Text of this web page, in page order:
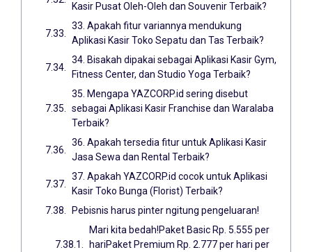
Kasir Pusat Oleh-Oleh dan Souvenir Terbaik?
33. Apakah fitur variannya mendukung
Aplikasi Kasir Toko Sepatu dan Tas Terbaik?
34. Bisakah dipakai sebagai Aplikasi Kasir Gym,
Fitness Center, dan Studio Yoga Terbaik?
35. Mengapa YAZCORP.id sering disebut
sebagai Aplikasi Kasir Franchise dan Waralaba
Terbaik?
36. Apakah tersedia fitur untuk Aplikasi Kasir
Jasa Sewa dan Rental Terbaik?
37. Apakah YAZCORP.id cocok untuk Aplikasi
Kasir Toko Bunga (Florist) Terbaik?
Pebisnis harus pinter ngitung pengeluaran!
Mari kita bedah!Paket Basic Rp. 5.555 per
hariPaket Premium Rp. 2.777 per hari per